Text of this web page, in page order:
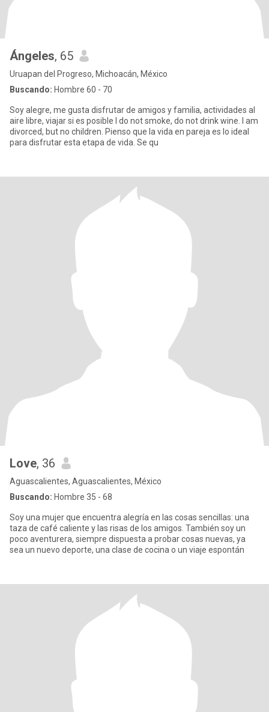
Ángeles, 65
Uruapan del Progreso, Michoacán, México
Buscando: Hombre 60 - 70
Soy alegre, me gusta disfrutar de amigos y familia, actividades al
aire libre, viajar si es posible I do not smoke, do not drink wine. I am
divorced, but no children. Pienso que la vida en pareja es lo ideal
para disfrutar esta etapa de vida. Se qu
Love, 36
Aguascalientes, Aguascalientes, México
Buscando: Hombre 35 - 68
Soy una mujer que encuentra alegría en las cosas sencillas: una
taza de café caliente y las risas de los amigos. También soy un
poco aventurera, siempre dispuesta a probar cosas nuevas, ya
sea un nuevo deporte, una clase de cocina o un viaje espontán